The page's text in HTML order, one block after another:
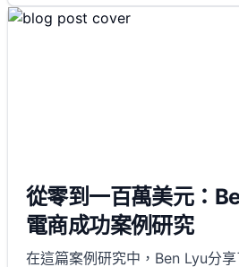
從零到一百萬美元：
電商成功案例研究
在這篇案例研究中，Ben Lyu分